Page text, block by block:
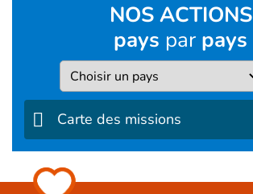
NOS ACTIONS
pays par pays
Pays
Carte des missions